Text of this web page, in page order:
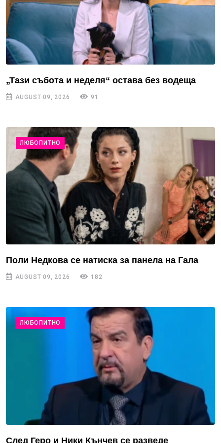
„Тази събота и неделя“ остава без водеща
AUGUST 09, 2026 91
ЛЮБОПИТНО
Поли Недкова се натиска за панела на Гала
AUGUST 09, 2026 182
ЛЮБОПИТНО
След Геро и Ники Кънчев се разведе